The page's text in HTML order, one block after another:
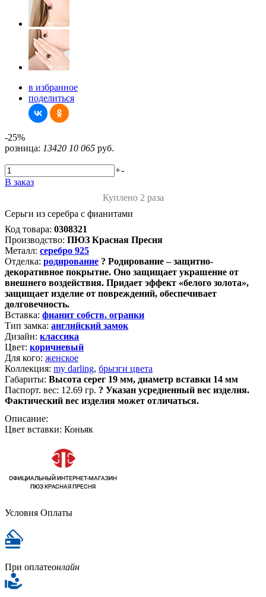
в избранное
поделиться
-25%
розница: 13420 10 065 руб.
+-
В заказ
Куплено 2 раза
Серьги из серебра с фианитами
Код товара: 0308321
Производство: ПЮЗ Красная Пресня
Металл: серебро 925
Отделка: родирование ? Родирование – защитно-
декоративное покрытие. Оно защищает украшение от
внешнего воздействия. Придает эффект «белого золота»,
защищает изделие от повреждений, обеспечивает
долговечность.
Вставка: фианит собств. огранки
Тип замка: английский замок
Дизайн: классика
Цвет: коричневый
Для кого: женское
Коллекция: my darling, брызги цвета
Габариты: Высота серег 19 мм, диаметр вставки 14 мм
Паспорт. вес: 12.69 гр. ? Указан усредненный вес изделия.
Фактический вес изделия может отличаться.
Описание:
Цвет вставки: Коньяк
Условия Оплаты
При оплатеонлайн